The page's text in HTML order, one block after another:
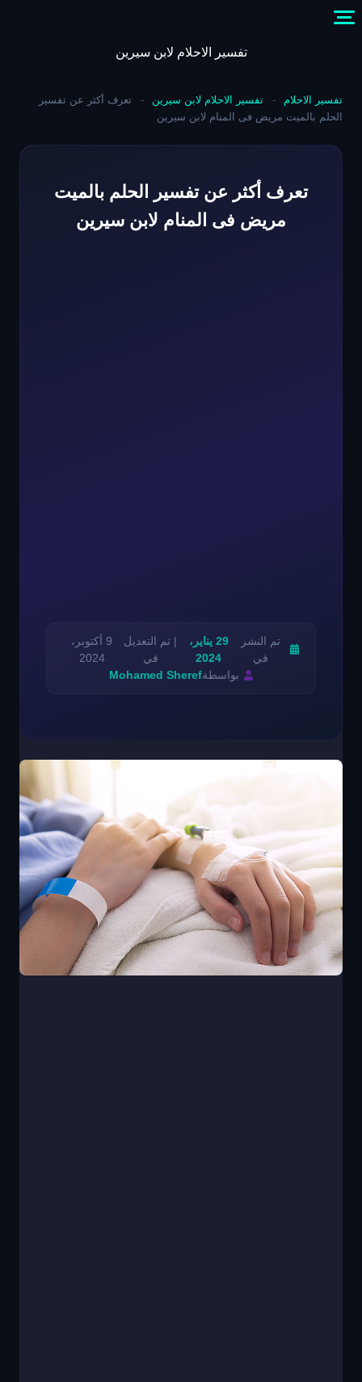
content
تفسير الاحلام لابن سيرين
تفسير الاحلام - تفسير الاحلام لابن سيرين -
تعرف أكثر عن تفسير
الحلم بالميت مريض فى المنام لابن سيرين
تعرف أكثر عن تفسير الحلم بالميت
مريض فى المنام لابن سيرين
تم النشر
في
29 يناير،
2024
| تم التعديل
في
9 أكتوبر،
2024
بواسطةMohamed Sheref